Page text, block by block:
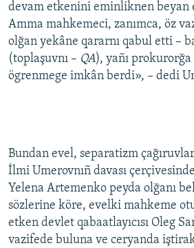
devam etkenini eminliknen beyan
Amma mahkemeci, zanımca, öz
olğan yekâne qararnı qabul etti –
(toplaşuvnı – QA), yañı prokurorğa
ögrenmege imkân berdi», – dedi
Bundan evel, separatizm
İlmi Umerovnıñ davası
Yelena Artemenko peyda olğanı
sözlerine köre, evelki mahkeme
etken devlet qabaatlayıcısı Oleg
vazifede buluna ve ceryanda